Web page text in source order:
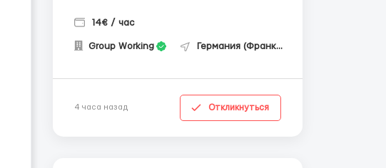
14€ / час
Group Working Германия (Франкфурт-на-Майне)
4 часа назад Откликнуться